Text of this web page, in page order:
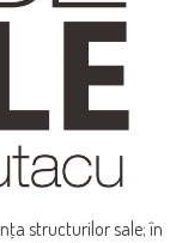
structurilor sale; în